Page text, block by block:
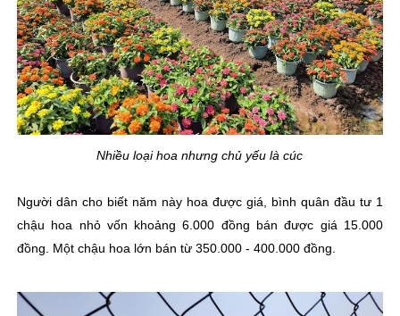
Nhiều loại hoa nhưng chủ yếu là cúc
Người dân cho biết năm này hoa được giá, bình quân đầu tư 1
chậu hoa nhỏ vốn khoảng 6.000 đồng bán được giá 15.000
đồng. Một chậu hoa lớn bán từ 350.000 - 400.000 đồng.